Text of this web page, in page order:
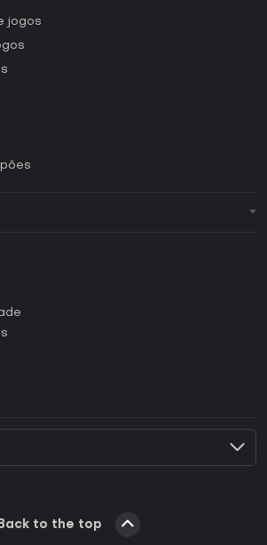
jogos
Key Steam?
Key Epic Games?
Key GOG?
Key Ubisoft Connect?
Key EA App?
Back to the top